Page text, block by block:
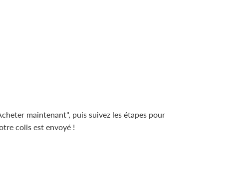
maintenant", puis suivez les étapes pour
colis est envoyé !